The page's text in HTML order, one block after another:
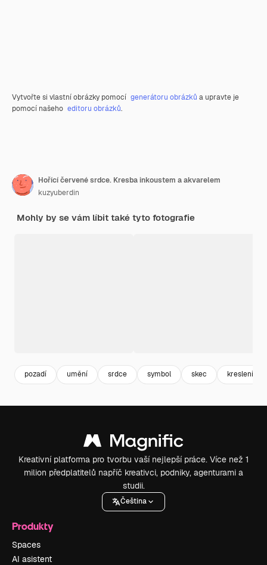
Vytvořte si vlastní obrázky pomocí generátoru obrázků a upravte je
pomocí našeho editoru obrázků.
Hořící červené srdce. Kresba inkoustem a akvarelem
kuzyuberdin
Mohly by se vám líbit také tyto fotografie
pozadí umění srdce symbol skec kreslení
Kreativní platforma pro tvorbu vaší nejlepší práce. Více než 1
milion předplatitelů napříč kreativci, podniky, agenturami a
studii.
Čeština
Produkty
Spaces
AI asistent